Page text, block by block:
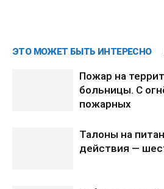
ЭТО МОЖЕТ БЫТЬ ИНТЕРЕСНО
Пожар на
больницы. С
пожарных
Талоны на
действия —